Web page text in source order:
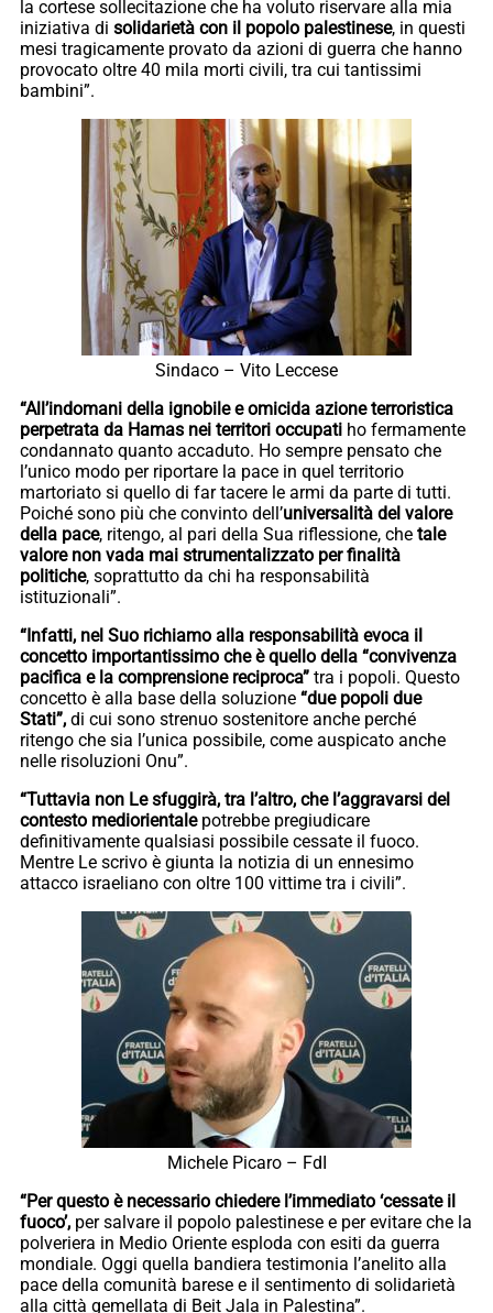
la cortese sollecitazione che ha voluto riservare alla mia
iniziativa di solidarietà con il popolo palestinese, in questi
mesi tragicamente provato da azioni di guerra che hanno
provocato oltre 40 mila morti civili, tra cui tantissimi
bambini”.
Sindaco – Vito Leccese
“All’indomani della ignobile e omicida azione terroristica
perpetrata da Hamas nei territori occupati ho fermamente
condannato quanto accaduto. Ho sempre pensato che
l’unico modo per riportare la pace in quel territorio
martoriato si quello di far tacere le armi da parte di tutti.
Poiché sono più che convinto dell’universalità del valore
della pace, ritengo, al pari della Sua riflessione, che tale
valore non vada mai strumentalizzato per finalità
politiche, soprattutto da chi ha responsabilità
istituzionali”.
“Infatti, nel Suo richiamo alla responsabilità evoca il
concetto importantissimo che è quello della “convivenza
pacifica e la comprensione reciproca” tra i popoli. Questo
concetto è alla base della soluzione “due popoli due
Stati”, di cui sono strenuo sostenitore anche perché
ritengo che sia l’unica possibile, come auspicato anche
nelle risoluzioni Onu”.
“Tuttavia non Le sfuggirà, tra l’altro, che l’aggravarsi del
contesto mediorientale potrebbe pregiudicare
definitivamente qualsiasi possibile cessate il fuoco.
Mentre Le scrivo è giunta la notizia di un ennesimo
attacco israeliano con oltre 100 vittime tra i civili”.
Michele Picaro – FdI
“Per questo è necessario chiedere l’immediato ‘cessate il
fuoco’, per salvare il popolo palestinese e per evitare che la
polveriera in Medio Oriente esploda con esiti da guerra
mondiale. Oggi quella bandiera testimonia l’anelito alla
pace della comunità barese e il sentimento di solidarietà
alla città gemellata di Beit Jala in Palestina”.